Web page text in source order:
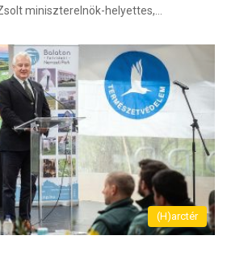
miniszterelnök-helyettes,…
(H)arctér